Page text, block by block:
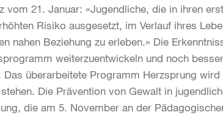
vom 21. Januar: «Jugendliche, die in ihren
Risiko ausgesetzt, im Verlauf ihres
nahen Beziehung zu erleben.» Die
weiterzuentwickeln und noch
überarbeitete Programm Herzsprung wird
Die Prävention von Gewalt in
die am 5. November an der